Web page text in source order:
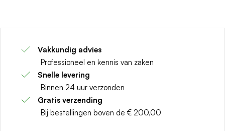
Vakkundig advies
Professioneel en kennis van zaken
Snelle levering
Binnen 24 uur verzonden
Gratis verzending
Bij bestellingen boven de € 200,00